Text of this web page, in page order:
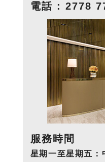
電話 : 2778
服務時間
星期一至星期五